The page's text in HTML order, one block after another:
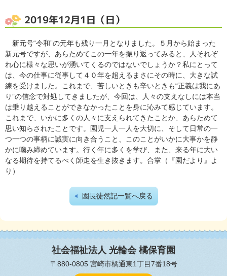
2019年12月1日（日）
新元号“令和”の元年も残り一月となりました。５月から始まった
新元号ですが、あらためてこの一年を振り返ってみると、人それぞ
れ心に様々な思いが湧いてくるのではないでしょうか？私にとって
は、今の仕事に従事して４０年を超えるまさにその時に、大きな試
練を受けました。これまで、苦しいときも辛いときも“正義は我にあ
り”の信念で対処してきましたが、今回は、人々の支えなしには本当
は乗り越えることができなかったことを身に沁みて感じています。
これまで、いかに多くの人々に支えられてきたことか、あらためて
思い知らされたことです。園児一人一人を大切に、そして日常の一
つ一つの事柄に誠実に向き合うこと、このことがいかに大事かを静
かに噛み締めています。行く年に多くを学び、また、来る年に大い
なる期待を持てるべく師走を生き抜きます。合掌（『園だより』よ
り）
園長徒然記一覧へ戻る
社会福祉法人 光輪会 橘保育園
〒880-0805 宮崎市橘通東1丁目7番18号